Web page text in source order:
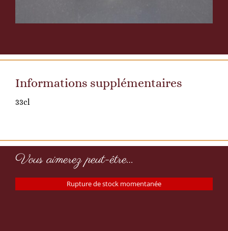
Informations supplémentaires
33cl
Vous aimerez peut-être…
Rupture de stock momentanée